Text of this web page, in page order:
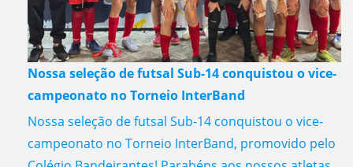
Nossa seleção de futsal Sub-14 conquistou o vice-
campeonato no Torneio InterBand
Nossa seleção de futsal Sub-14 conquistou o vice-
campeonato no Torneio InterBand, promovido pelo